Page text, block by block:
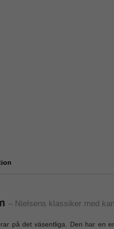
– Nielsens klassiker med
på det väsentliga. Den har en